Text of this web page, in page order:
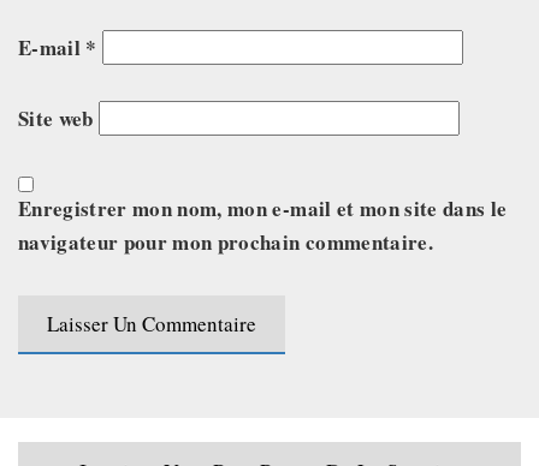
E-mail *
Site web
Enregistrer mon nom, mon e-mail et mon site dans le
navigateur pour mon prochain commentaire.